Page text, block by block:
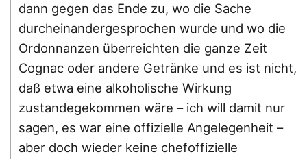
dann gegen das Ende zu, wo die Sache
durcheinandergesprochen wurde und wo die
Ordonnanzen überreichten die ganze Zeit
Cognac oder andere Getränke und es ist nicht,
daß etwa eine alkoholische Wirkung
zustandegekommen wäre – ich will damit nur
sagen, es war eine offizielle Angelegenheit –
aber doch wieder keine chefoffizielle